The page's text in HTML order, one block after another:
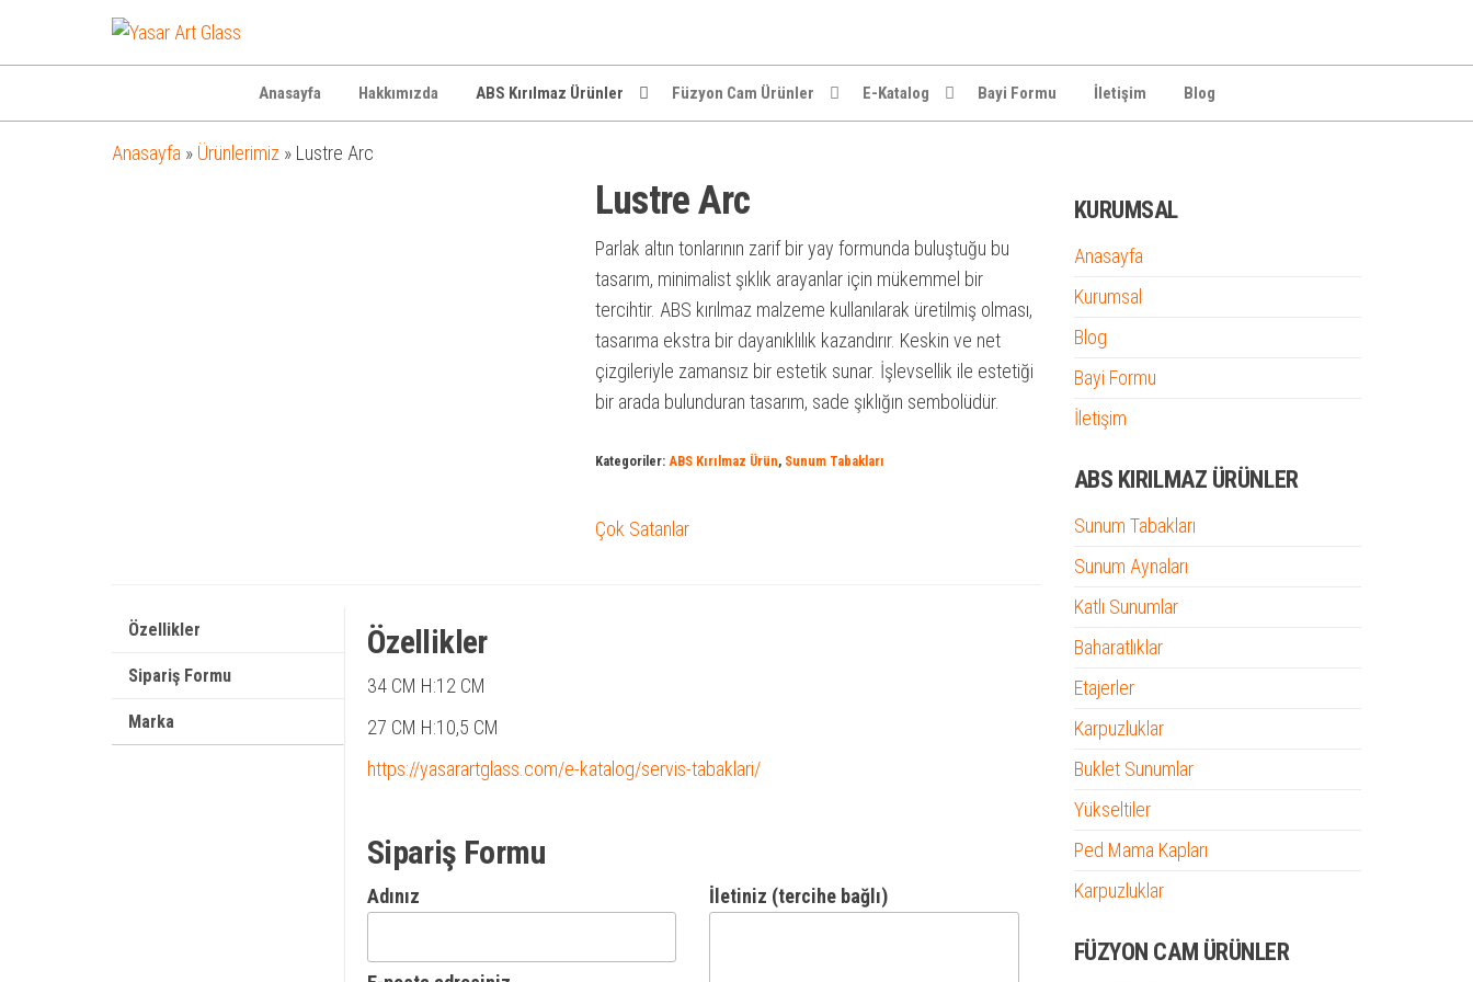
Art
Glass
Anasayfa Hakkımızda ABS Kırılmaz Ürünler Füzyon Cam Ürünler E-Katalog Bayi Formu İletişim Blog
Anasayfa » Ürünlerimiz » Lustre Arc
Lustre Arc
Parlak altın tonlarının zarif bir yay formunda buluştuğu bu
tasarım, minimalist şıklık arayanlar için mükemmel bir
tercihtir. ABS kırılmaz malzeme kullanılarak üretilmiş olması,
tasarıma ekstra bir dayanıklılık kazandırır. Keskin ve net
çizgileriyle zamansız bir estetik sunar. İşlevsellik ile estetiği
bir arada bulunduran tasarım, sade şıklığın sembolüdür.
Kategoriler: ABS Kırılmaz Ürün, Sunum Tabakları
Çok Satanlar
Özellikler
Sipariş Formu
Marka
Özellikler
34 CM H:12 CM
27 CM H:10,5 CM
https://yasarartglass.com/e-katalog/servis-tabaklari/
Sipariş Formu
Adınız İletiniz (tercihe bağlı)
KURUMSAL
Anasayfa
Kurumsal
Blog
Bayi Formu
İletişim
ABS KIRILMAZ ÜRÜNLER
Sunum Tabakları
Sunum Aynaları
Katlı Sunumlar
Baharatlıklar
Etajerler
Karpuzluklar
Buklet Sunumlar
Yükseltiler
Ped Mama Kapları
Karpuzluklar
FÜZYON CAM ÜRÜNLER